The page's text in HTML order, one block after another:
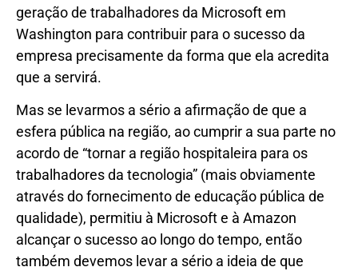
geração de trabalhadores da Microsoft em
Washington para contribuir para o sucesso da
empresa precisamente da forma que ela acredita
que a servirá.
Mas se levarmos a sério a afirmação de que a
esfera pública na região, ao cumprir a sua parte no
acordo de “tornar a região hospitaleira para os
trabalhadores da tecnologia” (mais obviamente
através do fornecimento de educação pública de
qualidade), permitiu à Microsoft e à Amazon
alcançar o sucesso ao longo do tempo, então
também devemos levar a sério a ideia de que